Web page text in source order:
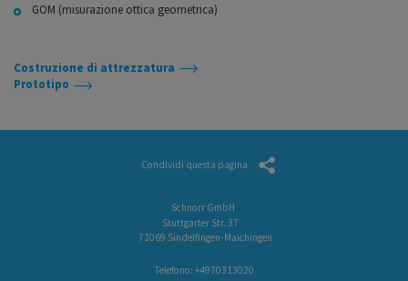
GOM (misurazione ottica geometrica)
Costruzione di attrezzatura
Prototipo
Condividi questa pagina
Schnorr GmbH
Stuttgarter Str. 37
71069 Sindelfingen-Maichingen
Telefono: +4970313020